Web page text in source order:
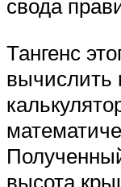
свода
Тангенс
вычислить
высота